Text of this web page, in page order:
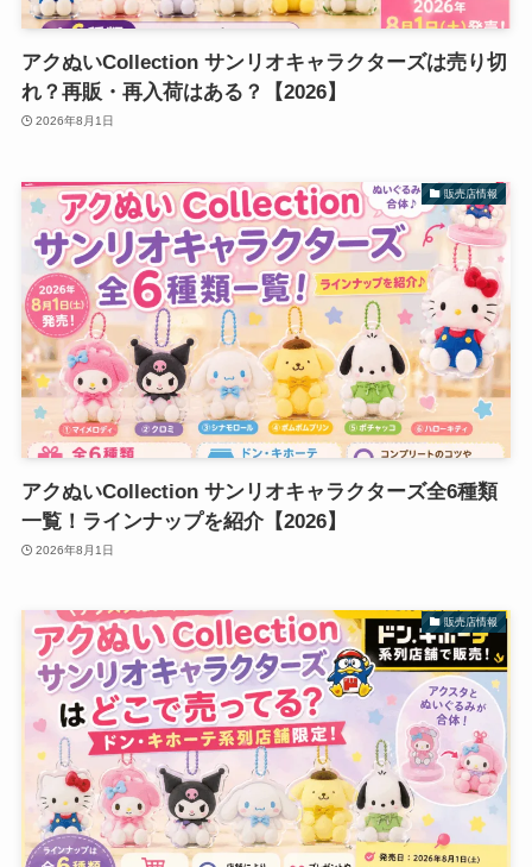
アクぬいCollection サンリオキャラクターズは売り切
れ？再販・再入荷はある？【2026】
2026年8月1日
販売店情報
アクぬいCollection サンリオキャラクターズ全6種類
一覧！ラインナップを紹介【2026】
2026年8月1日
販売店情報